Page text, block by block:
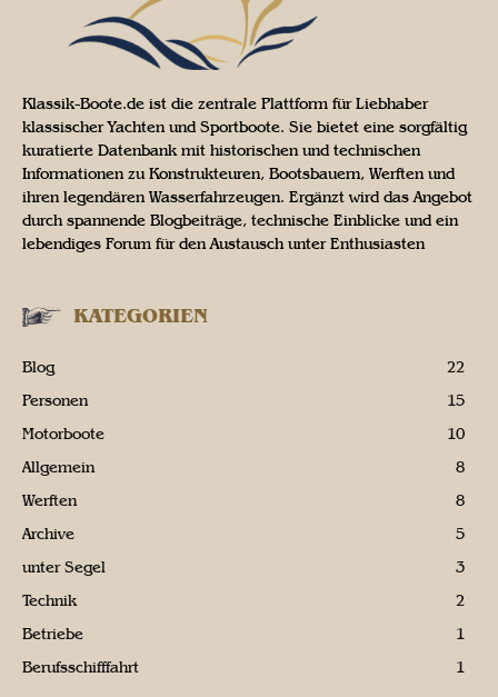
Klassik-Boote.de ist die zentrale Plattform für Liebhaber
klassischer Yachten und Sportboote. Sie bietet eine sorgfältig
kuratierte Datenbank mit historischen und technischen
Informationen zu Konstrukteuren, Bootsbauern, Werften und
ihren legendären Wasserfahrzeugen. Ergänzt wird das Angebot
durch spannende Blogbeiträge, technische Einblicke und ein
lebendiges Forum für den Austausch unter Enthusiasten
KATEGORIEN
Blog
22
Personen
15
Motorboote
10
Allgemein
8
Werften
8
Archive
5
unter Segel
3
Technik
2
Betriebe
1
Berufsschifffahrt
1